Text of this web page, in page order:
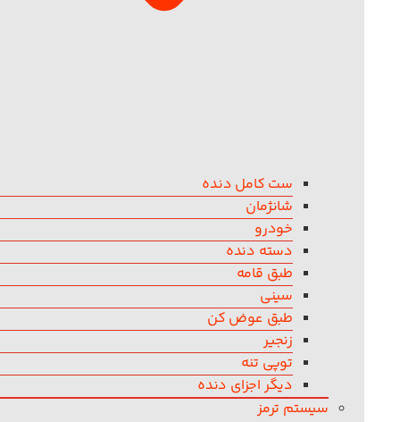
ست کامل دنده
شانژمان
خودرو
دسته دنده
طبق قامه
سینی
طبق عوض کن
زنجیر
توپی تنه
دیگر اجزای دنده
سیستم ترمز